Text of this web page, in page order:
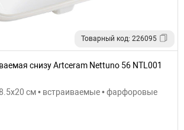
Товарный код: 226095
снизу Artceram Nettuno 56 NTL001
см • встраиваемые • фарфоровые